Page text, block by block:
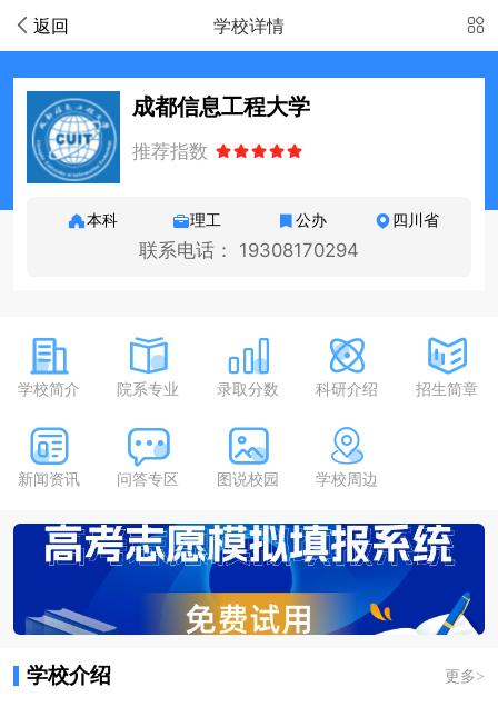
返回 学校详情
成都信息工程大学
推荐指数
本科 理工 公办 四川省
联系电话： 19308170294
学校简介 院系专业 录取分数 科研介绍 招生简章
新闻资讯 问答专区 图说校园 学校周边
学校介绍 更多>